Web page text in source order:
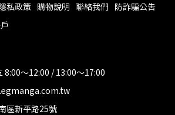
私政策 購物說明 聯絡我們 防詐騙公告
8:00～12:00 / 13:00～17:00
區新平路25號